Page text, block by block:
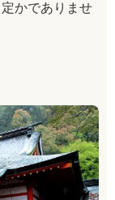
かでありませ